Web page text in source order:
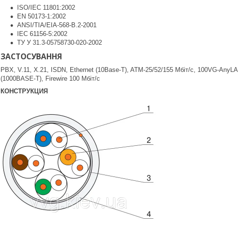
ISO/IEC 11801:2002
EN 50173-1:2002
ANSI/TIA/EIA-568-B.2-2001
IEC 61156-5:2002
ТУ У 31.3-05758730-020-2002
ЗАСТОСУВАННЯ
PBX, V.11, X.21, ISDN, Ethernet (10Base-T), ATM-25/52/155 Мбіт/с, 100VG-
(1000BASE-T), Firewire 100 Мбіт/с
КОНСТРУКЦИЯ